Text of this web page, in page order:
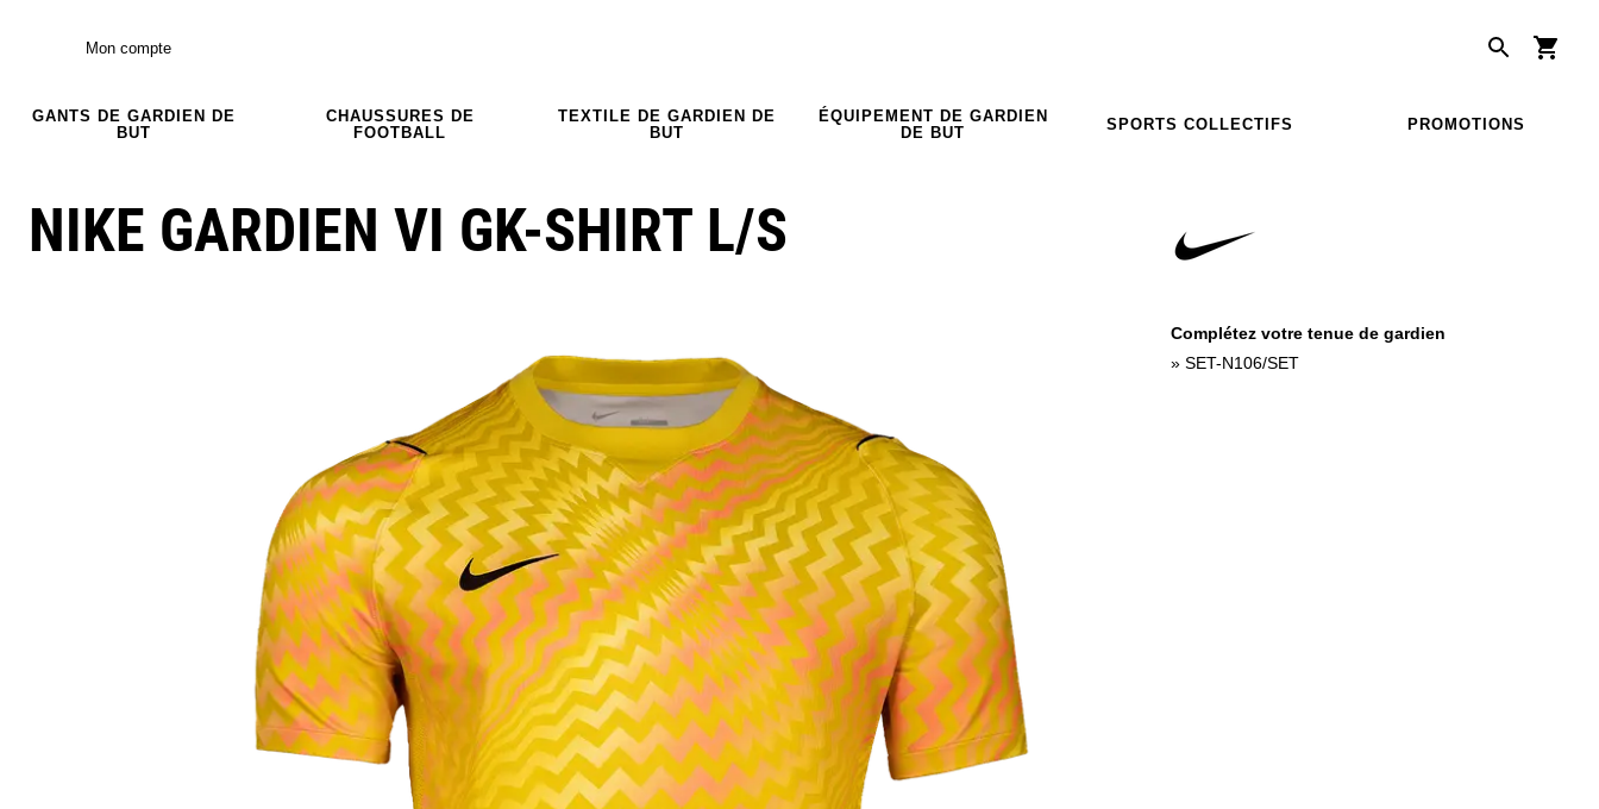
Mon compte
GANTS DE GARDIEN DE
BUT
CHAUSSURES DE
FOOTBALL
TEXTILE DE GARDIEN DE
BUT
ÉQUIPEMENT DE GARDIEN
DE BUT
SPORTS COLLECTIFS PROMOTIONS
NIKE GARDIEN VI GK-SHIRT L/S
Complétez votre tenue de gardien
» SET-N106/SET